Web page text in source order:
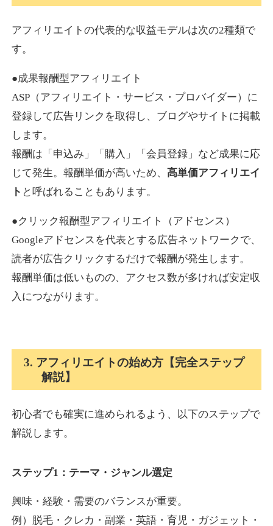
アフィリエイトの代表的な収益モデルは次の2種類で
す。
●成果報酬型アフィリエイト
ASP（アフィリエイト・サービス・プロバイダー）に
登録して広告リンクを取得し、ブログやサイトに掲載
します。
報酬は「申込み」「購入」「会員登録」など成果に応
じて発生。報酬単価が高いため、高単価アフィリエイ
ト と呼ばれることもあります。
●クリック報酬型アフィリエイト（アドセンス）
Googleアドセンスを代表とする広告ネットワークで、
読者が広告クリックするだけで報酬が発生します。
報酬単価は低いものの、アクセス数が多ければ安定収
入につながります。
3. アフィリエイトの始め方【完全ステップ
解説】
初心者でも確実に進められるよう、以下のステップで
解説します。
ステップ1：テーマ・ジャンル選定
興味・経験・需要のバランスが重要。
例）脱毛・クレカ・副業・英語・育児・ガジェット・